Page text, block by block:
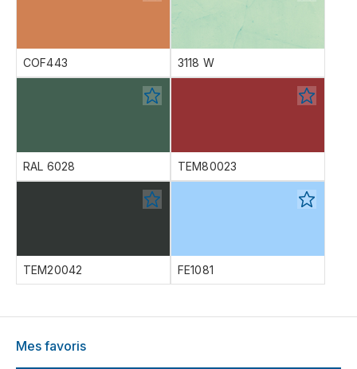
COF443 3118 W
RAL 6028 TEM80023
TEM20042 FE1081
Mes favoris